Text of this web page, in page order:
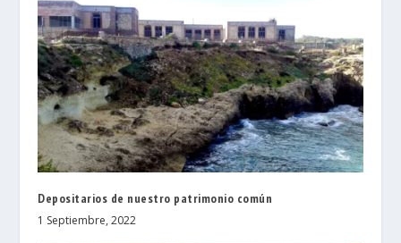
Depositarios de nuestro patrimonio común
1 Septiembre, 2022